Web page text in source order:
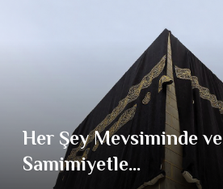
Her Şey Mevsiminde ve
Samimiyetle…